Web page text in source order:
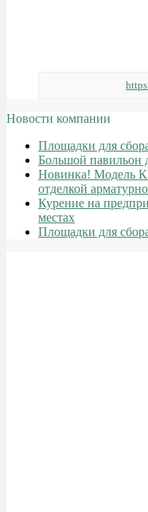
Новости компании
Площадки для
Большой павильон
Новинка! Модель
отделкой
Курение на
местах
Площадки для